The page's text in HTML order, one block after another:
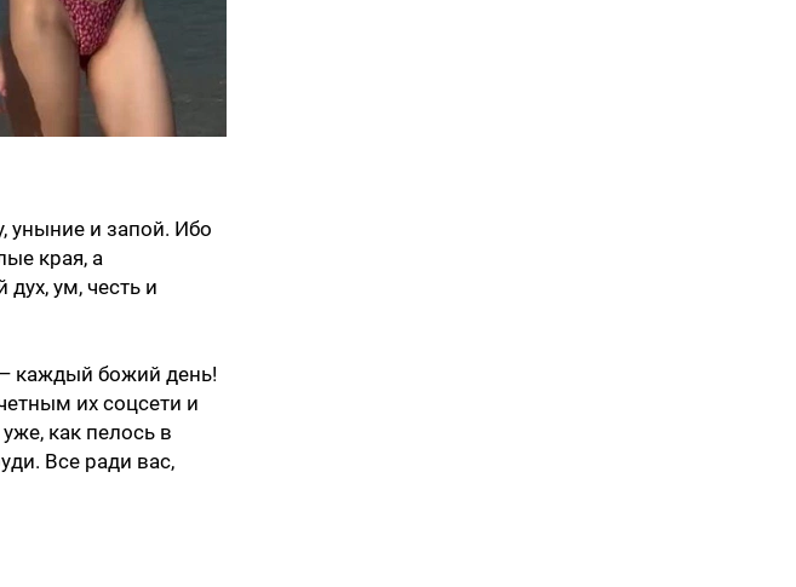
уныние и запой. Ибо
края, а
ум, честь и
каждый божий день!
их соцсети и
как пелось в
Все ради вас,